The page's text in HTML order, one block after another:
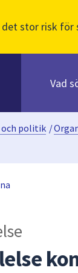
stor risk för
innehåll
När
sökförslag
presenteras
politik /